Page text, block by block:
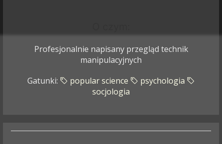
Profesjonalnie napisany przegląd technik
manipulacyjnych
Gatunki:
popular science
psychologia
socjologia